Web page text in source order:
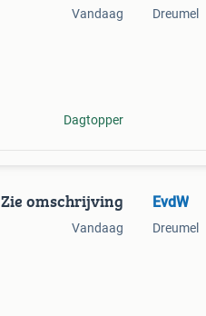
Vandaag
Dagtopper
Dreumel
Zie omschrijving
Vandaag
EvdW
Dreumel